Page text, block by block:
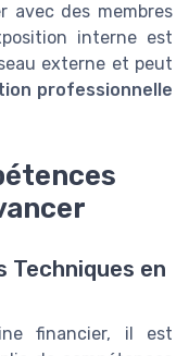
avec des membres
interne est
externe et peut
professionnelle
Techniques en
financier, il est